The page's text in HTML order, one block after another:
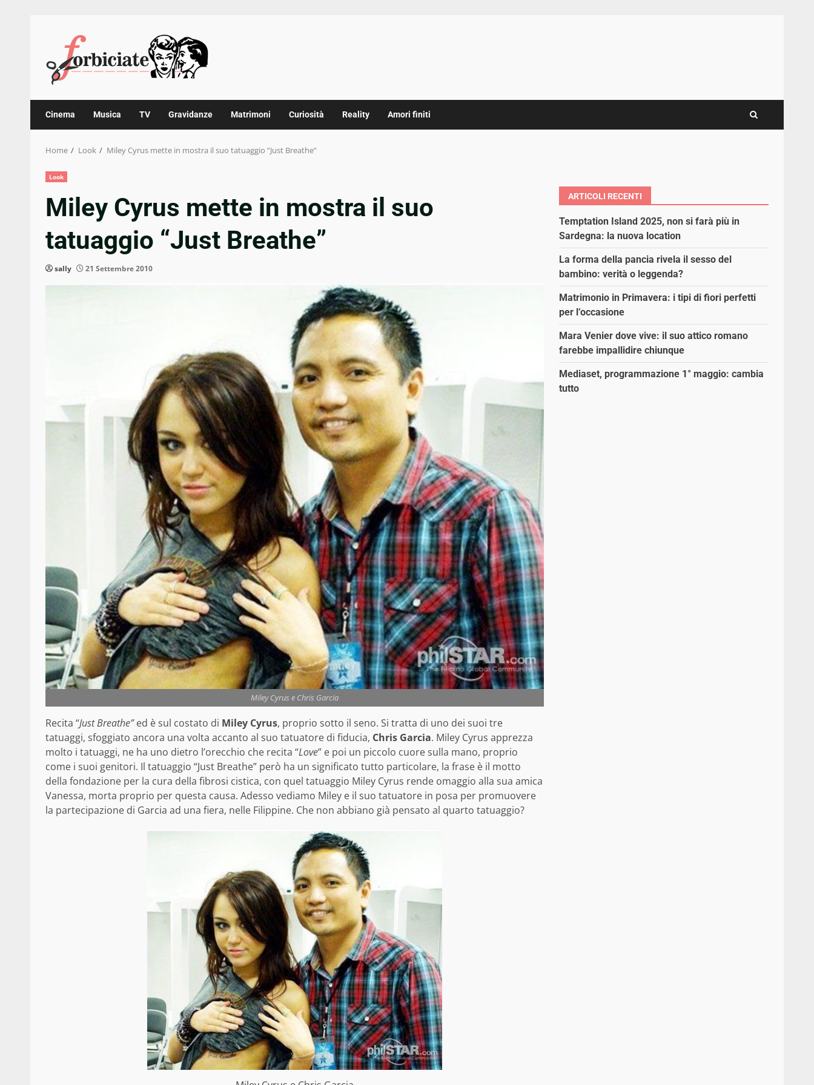
content
Cinema Musica TV Gravidanze Matrimoni Curiosità Reality Amori finiti
Home Look Miley Cyrus mette in mostra il suo tatuaggio “Just Breathe”
Look
Miley Cyrus mette in mostra il suo
tatuaggio “Just Breathe”
sally 21 Settembre 2010
Miley Cyrus e Chris Garcia
Recita “Just Breathe”ed è sul costato di Miley Cyrus, proprio sotto il seno. Si tratta di uno dei suoi tre
tatuaggi, sfoggiato ancora una volta accanto al suo tatuatore di fiducia, Chris Garcia. Miley Cyrus apprezza
molto i tatuaggi, ne ha uno dietro l’orecchio che recita “Love” e poi un piccolo cuore sulla mano, proprio
come i suoi genitori. Il tatuaggio “Just Breathe” però ha un significato tutto particolare, la frase è il motto
della fondazione per la cura della fibrosi cistica, con quel tatuaggio Miley Cyrus rende omaggio alla sua amica
Vanessa, morta proprio per questa causa. Adesso vediamo Miley e il suo tatuatore in posa per promuovere
la partecipazione di Garcia ad una fiera, nelle Filippine. Che non abbiano già pensato al quarto tatuaggio?
ARTICOLI RECENTI
Temptation Island 2025, non si farà più in
Sardegna: la nuova location
La forma della pancia rivela il sesso del
bambino: verità o leggenda?
Matrimonio in Primavera: i tipi di fiori perfetti
per l’occasione
Mara Venier dove vive: il suo attico romano
farebbe impallidire chiunque
Mediaset, programmazione 1° maggio: cambia
tutto